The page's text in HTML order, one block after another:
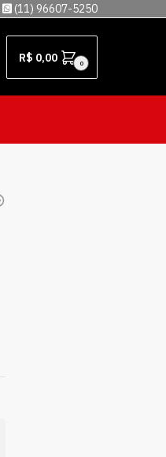
(11) 96607-5250
R$ 0,00 0